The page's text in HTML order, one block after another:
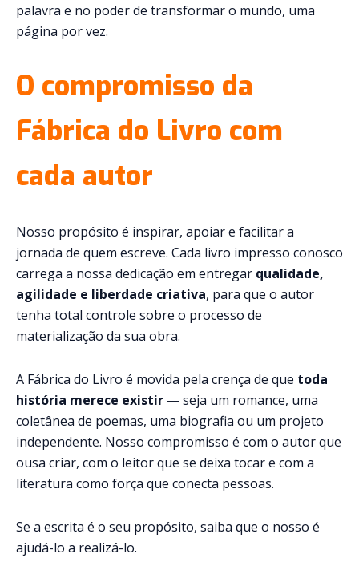
palavra e no poder de transformar o mundo, uma
página por vez.
O compromisso da
Fábrica do Livro com
cada autor
Nosso propósito é inspirar, apoiar e facilitar a
jornada de quem escreve. Cada livro impresso conosco
carrega a nossa dedicação em entregar qualidade,
agilidade e liberdade criativa, para que o autor
tenha total controle sobre o processo de
materialização da sua obra.
A Fábrica do Livro é movida pela crença de que toda
história merece existir — seja um romance, uma
coletânea de poemas, uma biografia ou um projeto
independente. Nosso compromisso é com o autor que
ousa criar, com o leitor que se deixa tocar e com a
literatura como força que conecta pessoas.
Se a escrita é o seu propósito, saiba que o nosso é
ajudá-lo a realizá-lo.